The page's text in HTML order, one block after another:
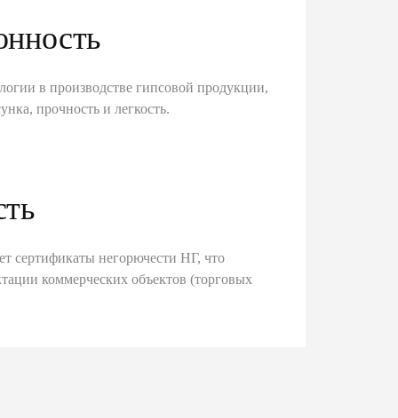
в производстве гипсовой продукции,
прочность и легкость.
сертификаты негорючести НГ, что
коммерческих объектов (торговых